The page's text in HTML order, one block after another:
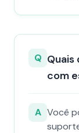
Q
com
A Você